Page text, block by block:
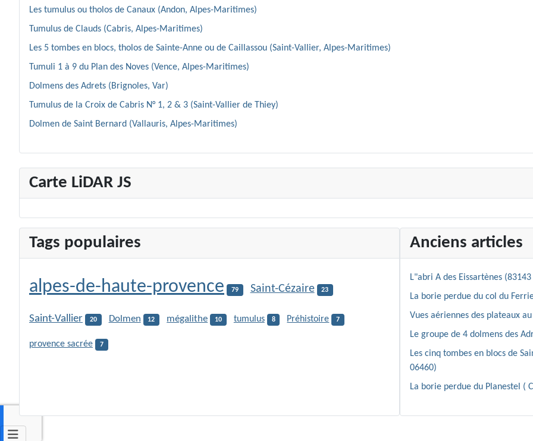
Les tumulus ou tholos de Canaux (Andon, Alpes-Maritimes)
Tumulus de Clauds (Cabris, Alpes-Maritimes)
Les 5 tombes en blocs, tholos de Sainte-Anne ou de Caillassou (Saint-Vallier, Alpes-Maritimes)
Tumuli 1 à 9 du Plan des Noves (Vence, Alpes-Maritimes)
Dolmens des Adrets (Brignoles, Var)
Tumulus de la Croix de Cabris N° 1, 2 & 3 (Saint-Vallier de Thiey)
Dolmen de Saint Bernard (Vallauris, Alpes-Maritimes)
Carte LiDAR JS
Tags populaires
alpes-de-haute-provence 79 Saint-Cézaire 23
Saint-Vallier 20 Dolmen 12 mégalithe 10 tumulus 8 Préhistoire 7
provence sacrée 7
Anciens articles
L"abri A des Eissartènes (83143
La borie perdue du col du
Vues aériennes des plateaux
Le groupe de 4 dolmens des
Les cinq tombes en blocs de
06460)
La borie perdue du Planestel (